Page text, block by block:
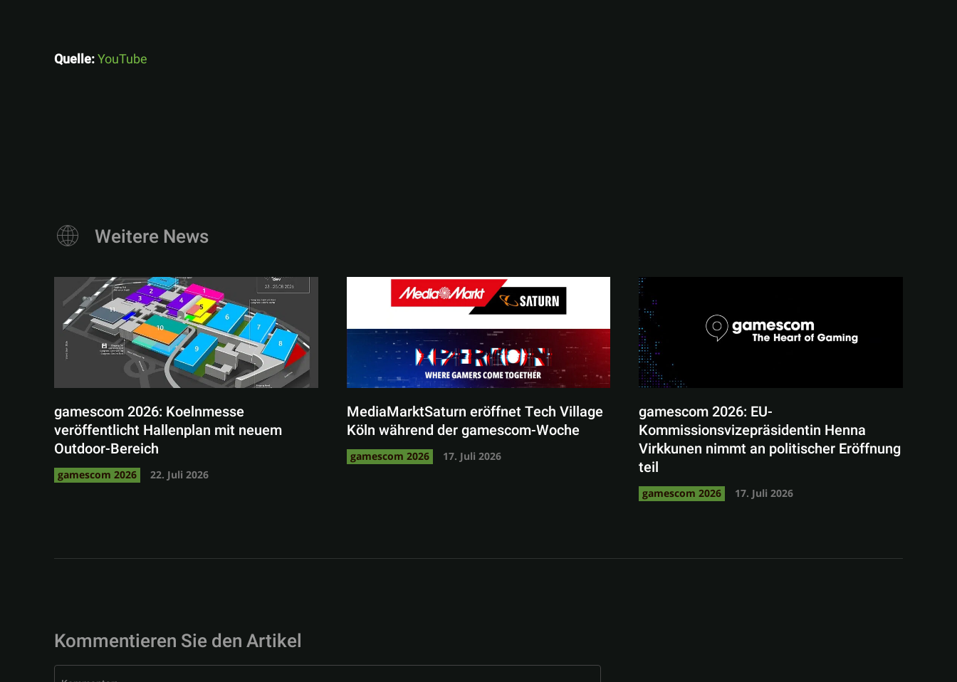
Quelle:YouTube
Weitere News
gamescom 2026: Koelnmesse
veröffentlicht Hallenplan mit neuem
Outdoor-Bereich
gamescom 2026 22. Juli 2026
MediaMarktSaturn eröffnet Tech Village
Köln während der gamescom-Woche
gamescom 2026 17. Juli 2026
gamescom 2026: EU-
Kommissionsvizepräsidentin Henna
Virkkunen nimmt an politischer Eröffnung
teil
gamescom 2026 17. Juli 2026
Kommentieren Sie den Artikel